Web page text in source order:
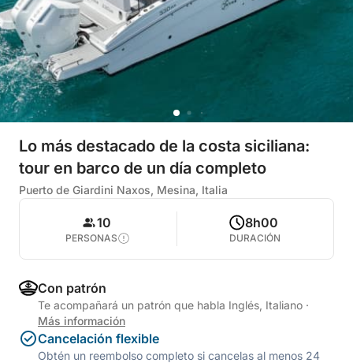
Lo más destacado de la costa siciliana:
tour en barco de un día completo
Puerto de Giardini Naxos, Mesina, Italia
10
PERSONAS
8h00
DURACIÓN
Con patrón
Te acompañará un patrón que habla Inglés, Italiano ·
Más información
Cancelación flexible
Obtén un reembolso completo si cancelas al menos 24